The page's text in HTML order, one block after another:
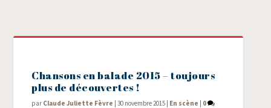
Chansons en balade 2015 – toujours
plus de découvertes !
par Claude Juliette Fèvre |30 novembre 2015 | En scène | 0